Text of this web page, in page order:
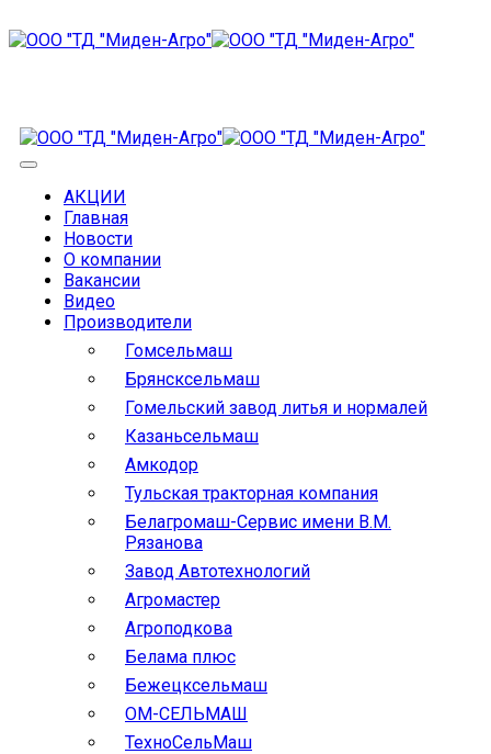
АКЦИИ
Главная
Новости
О компании
Вакансии
Видео
Производители
Гомсельмаш
Брянсксельмаш
Гомельский завод литья и нормалей
Казаньсельмаш
Амкодор
Тульская тракторная компания
Белагромаш-Сервис имени В.М.
Рязанова
Завод Автотехнологий
Агромастер
Агроподкова
Белама плюс
Бежецксельмаш
ОМ-СЕЛЬМАШ
ТехноСельМаш